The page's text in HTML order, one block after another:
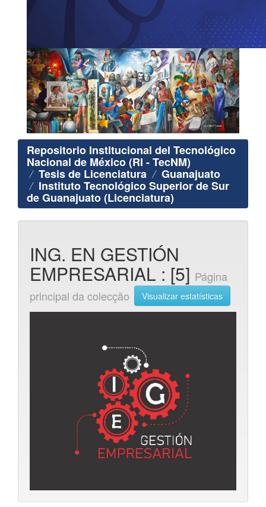
Repositorio Institucional del Tecnológico
Nacional de México (RI - TecNM)
Tesis de Licenciatura Guanajuato
Instituto Tecnológico Superior de Sur
de Guanajuato (Licenciatura)
ING. EN GESTIÓN
EMPRESARIAL : [5] Página
principal da colecção
Visualizar estatísticas